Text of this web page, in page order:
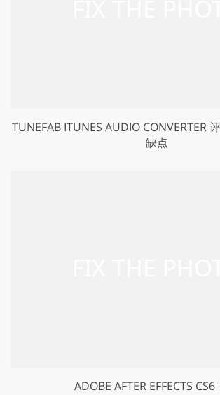
TUNEFAB ITUNES AUDIO CONVERTER
缺点
ADOBE AFTER EFFECTS CS6